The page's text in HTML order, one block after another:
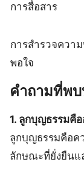
การสื่อสาร
การสำรวจความ
พอใจ
คำถามที่พ
1. ลูกบุญธรรมคือ
ลูกบุญธรรมคือค
ลักษณะที่ยั่งยืนแ